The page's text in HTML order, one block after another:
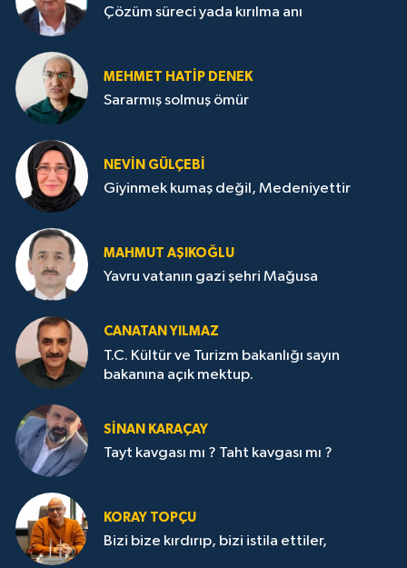
Çözüm süreci yada kırılma anı
MEHMET HATİP DENEK
Sararmış solmuş ömür
NEVİN GÜLÇEBİ
Giyinmek kumaş değil, Medeniyettir
MAHMUT AŞIKOĞLU
Yavru vatanın gazi şehri Mağusa
CANATAN YILMAZ
T.C. Kültür ve Turizm bakanlığı sayın
bakanına açık mektup.
SİNAN KARAÇAY
Tayt kavgası mı ? Taht kavgası mı ?
KORAY TOPÇU
Bizi bize kırdırıp, bizi istila ettiler,